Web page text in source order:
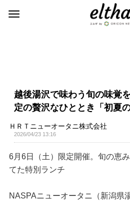
越後湯沢で味わう旬の味覚
定の贅沢なひととき「初夏
ＨＲＴニューオータニ株式会社
2026/04/23 13:16
6月6日（土）限定開催。旬の恵
てた特別ランチ
NASPAニューオータニ（新潟